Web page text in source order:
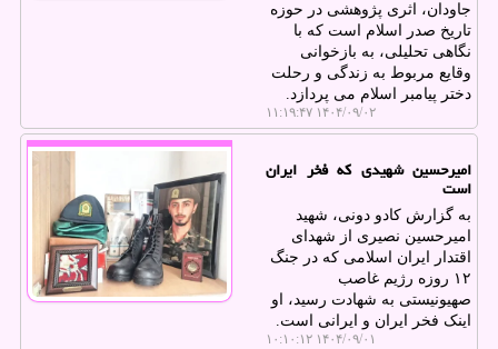
جاودان، اثری پژوهشی در حوزه
تاریخ صدر اسلام است که با
نگاهی تحلیلی، به بازخوانی
وقایع مربوط به زندگی و رحلت
دختر پیامبر اسلام می پردازد.
۱۴۰۴/۰۹/۰۲ ۱۱:۱۹:۴۷
امیرحسین شهیدی که فخر ایران
است
به گزارش کادو دونی، شهید
امیرحسین نصیری از شهدای
اقتدار ایران اسلامی که در جنگ
۱۲ روزه رژیم غاصب
صهیونیستی به شهادت رسید، او
اینک فخر ایران و ایرانی است.
۱۴۰۴/۰۹/۰۱ ۱۰:۱۰:۱۲